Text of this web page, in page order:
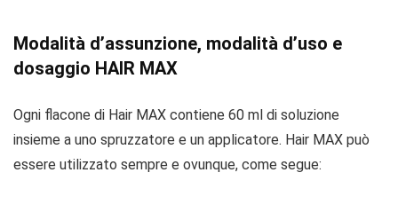
Modalità d’assunzione, modalità d’uso e
dosaggio HAIR MAX
Ogni flacone di Hair MAX contiene 60 ml di soluzione
insieme a uno spruzzatore e un applicatore. Hair MAX può
essere utilizzato sempre e ovunque, come segue: